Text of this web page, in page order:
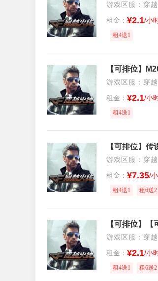
游戏区服：穿
租金： ¥2.1/小
租4送1
【可排位】
游戏区服：穿
租金： ¥2.1/小
租4送1
游戏区服：穿
租金： ¥7.35/
租4送1 租6送2
游戏区服：穿
租金： ¥2.1/小
租4送1 租6送2